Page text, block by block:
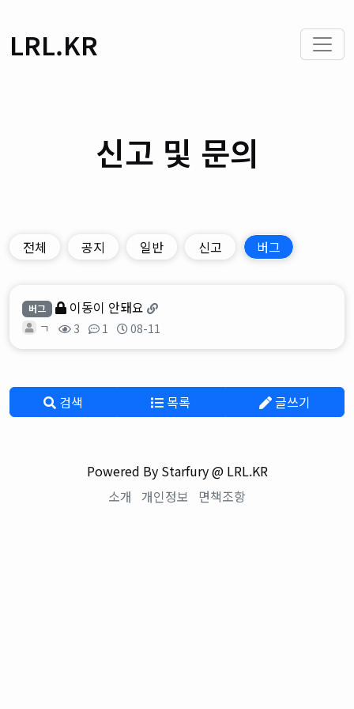
LRL.KR
신고 및 문의
전체 공지 일반 신고 버그
버그 이동이 안돼요
ㄱ 3 1 08-11
검색 목록 글쓰기
Powered By Starfury @ LRL.KR
소개 개인정보 면책조항